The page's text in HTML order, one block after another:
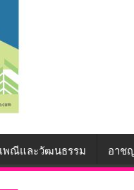
พณีและวัฒนธรรม อาช